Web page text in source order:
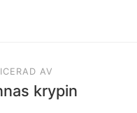
AV
krypin